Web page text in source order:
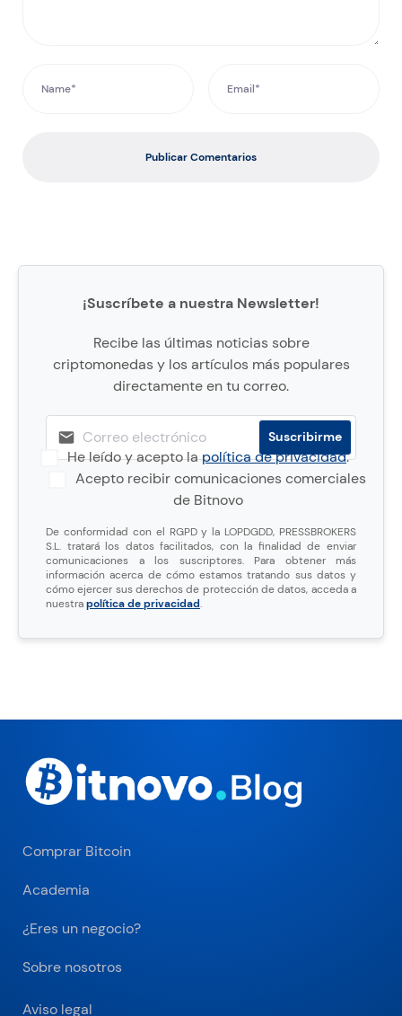
Publicar Comentarios
¡Suscríbete a nuestra Newsletter!
Recibe las últimas noticias sobre
criptomonedas y los artículos más populares
directamente en tu correo.
He leído y acepto lapolítica de privacidad.
Acepto recibir comunicaciones comerciales
de Bitnovo
De conformidad con el RGPD y la LOPDGDD, PRESSBROKERS
S.L. tratará los datos facilitados, con la finalidad de enviar
comunicaciones a los suscriptores. Para obtener más
información acerca de cómo estamos tratando sus datos y
cómo ejercer sus derechos de protección de datos, acceda a
nuestrapolítica de privacidad.
Comprar Bitcoin
Academia
¿Eres un negocio?
Sobre nosotros
Aviso legal